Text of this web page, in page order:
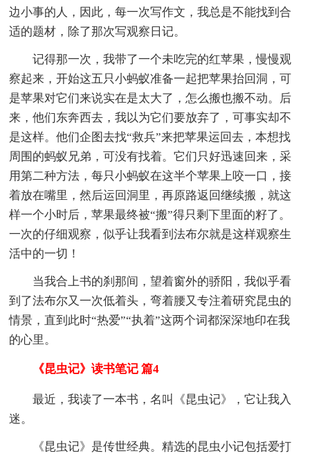
边小事的人，因此，每一次写作文，我总是不能找到合
适的题材，除了那次写观察日记。
记得那一次，我带了一个未吃完的红苹果，慢慢观
察起来，开始这五只小蚂蚁准备一起把苹果抬回洞，可
是苹果对它们来说实在是太大了，怎么搬也搬不动。后
来，他们东奔西去，我以为它们要放弃了，可事实却不
是这样。他们企图去找“救兵”来把苹果运回去，本想找
周围的蚂蚁兄弟，可没有找着。它们只好迅速回来，采
用第二种方法，每只小蚂蚁在这半个苹果上咬一口，接
着放在嘴里，然后运回洞里，再原路返回继续搬，就这
样一个小时后，苹果最终被“搬”得只剩下里面的籽了。
一次的仔细观察，似乎让我看到法布尔就是这样观察生
活中的一切！
当我合上书的刹那间，望着窗外的骄阳，我似乎看
到了法布尔又一次低着头，弯着腰又专注着研究昆虫的
情景，直到此时“热爱”“执着”这两个词都深深地印在我
的心里。
《昆虫记》读书笔记 篇4
最近，我读了一本书，名叫《昆虫记》，它让我入
迷。
《昆虫记》是传世经典。精选的昆虫小记包括爱打